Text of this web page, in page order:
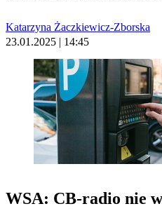
Katarzyna Żaczkiewicz-Zborska
23.01.2025 | 14:45
WSA: CB-radio nie